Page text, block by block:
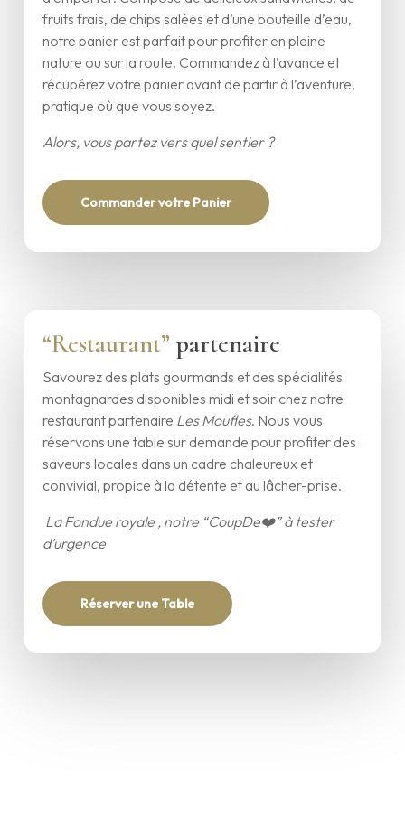
fruits frais, de chips salées et d’une bouteille d’eau,
notre panier est parfait pour profiter en pleine
nature ou sur la route. Commandez à l’avance et
récupérez votre panier avant de partir à l’aventure,
pratique où que vous soyez.
Alors, vous partez vers quel sentier ?
Commander votre Panier
“Restaurant”partenaire
Savourez des plats gourmands et des spécialités
montagnardes disponibles midi et soir chez notre
restaurant partenaire Les Moufles. Nous vous
réservons une table sur demande pour profiter des
saveurs locales dans un cadre chaleureux et
convivial, propice à la détente et au lâcher-prise.
La Fondue royale , notre “CoupDe❤️” à tester
d’urgence
Réserver une Table